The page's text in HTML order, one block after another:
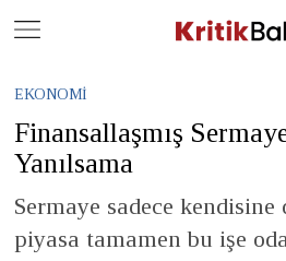
EKONOMI
Finansallaşmış
Yanılsama
Sermaye sadece kendisine
piyasa tamamen bu işe